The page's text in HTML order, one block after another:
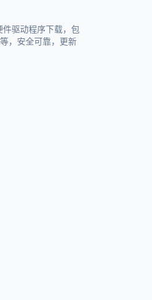
驱动程序下载，包
，安全可靠，更新